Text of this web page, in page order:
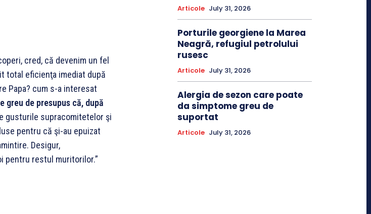
cred, că devenim un fel
total eficienţa imediat după
Papa? cum s-a interesat
greu de presupus că, după
gusturile supracomitetelor şi
pentru că şi-au epuizat
Desigur,
pentru restul muritorilor.”
Articole July 31, 2026
Porturile georgiene la Marea
Neagră, refugiul petrolului
rusesc
Articole July 31, 2026
Alergia de sezon care poate
da simptome greu de
suportat
Articole July 31, 2026